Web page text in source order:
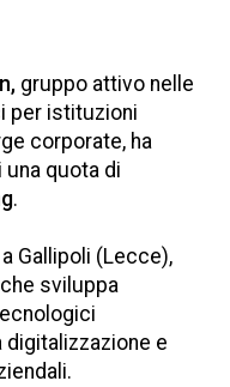
gruppo attivo nelle
per istituzioni
corporate, ha
quota di
.
Gallipoli (Lecce),
sviluppa
digitalizzazione e